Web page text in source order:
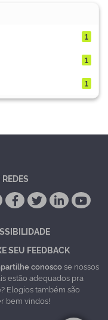
1
1
1
SEU FEEDBACK
conoscose nossos
estão adequados pra
Elogios também são
bem vindos!